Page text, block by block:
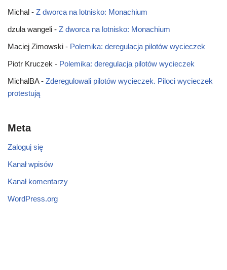
Michal - Z dworca na lotnisko: Monachium
dzula wangeli - Z dworca na lotnisko: Monachium
Maciej Zimowski - Polemika: deregulacja pilotów wycieczek
Piotr Kruczek - Polemika: deregulacja pilotów wycieczek
MichalBA- Zderegulowali pilotów wycieczek. Piloci wycieczek
protestują
Meta
Zaloguj się
Kanał wpisów
Kanał komentarzy
WordPress.org